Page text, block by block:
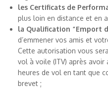
les Certificats de
plus loin en distance et en
la Qualification “Emport
d’emmener vos amis et
Cette autorisation vous
vol à voile (ITV) après avoir
heures de vol en tant que
brevet ;